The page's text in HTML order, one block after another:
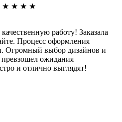
★ ★ ★ ★
работу! Заказала
Процесс оформления
Огромный выбор дизайнов и
превзошел ожидания —
и отлично выглядят!